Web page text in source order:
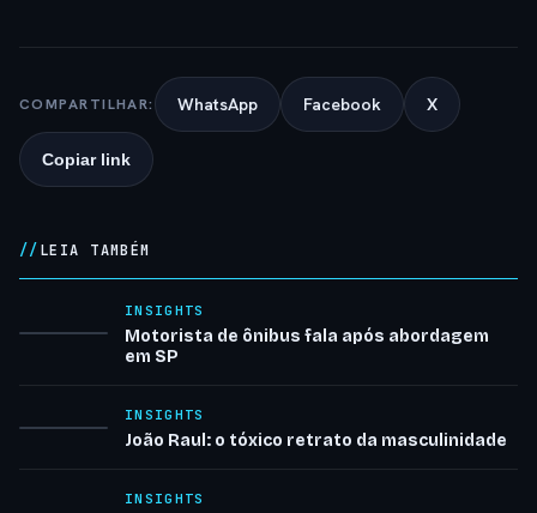
COMPARTILHAR: WhatsApp Facebook X
Copiar link
LEIA TAMBÉM
INSIGHTS
Motorista de ônibus fala após abordagem
em SP
INSIGHTS
João Raul: o tóxico retrato da masculinidade
INSIGHTS